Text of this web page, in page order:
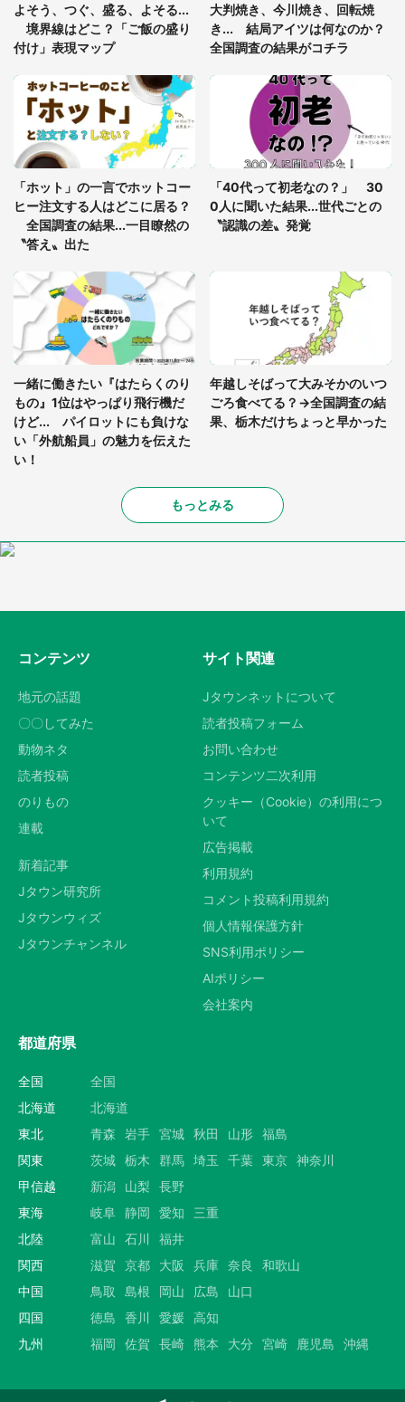
グっちゃってた〝野生の野菜〟に6.5万人戦慄
「○○がない街に住んでいます」住人の呟きに30万
人驚がく 何が存在しないか、あなたはわかる？
「修学旅行に途中参加する娘を送って行ったら、真
っ暗な道で遭難状態。なんとか見つけた民家に助け
を求めると、住人の男性が...」
よそう、つぐ、盛る、よそる...
境界線はどこ？「ご飯の盛り
付け」表現マップ
大判焼き、今川焼き、回転焼
き... 結局アイツは何なのか？
全国調査の結果がコチラ
「ホット」の一言でホットコー
ヒー注文する人はどこに居る？
全国調査の結果...一目瞭然の
〝答え〟出た
「40代って初老なの？」 30
0人に聞いた結果...世代ごとの
〝認識の差〟発覚
一緒に働きたい『はたらくのり
もの』1位はやっぱり飛行機だ
けど... パイロットにも負けな
い「外航船員」の魅力を伝えた
い！
年越しそばって大みそかのいつ
ごろ食べてる？→全国調査の結
果、栃木だけちょっと早かった
もっとみる
コンテンツ
地元の話題
〇〇してみた
動物ネタ
読者投稿
のりもの
連載
新着記事
Jタウン研究所
Jタウンウィズ
Jタウンチャンネル
サイト関連
Jタウンネットについて
読者投稿フォーム
お問い合わせ
コンテンツ二次利用
クッキー（Cookie）の利用につ
いて
広告掲載
利用規約
コメント投稿利用規約
個人情報保護方針
SNS利用ポリシー
AIポリシー
会社案内
都道府県
全国
全国
北海道
北海道
東北
青森 岩手 宮城 秋田 山形 福島
関東
茨城 栃木 群馬 埼玉 千葉 東京 神奈川
甲信越
新潟 山梨
長野
東海
岐阜 静岡 愛知
三重
北陸
富山 石川
福井
関西
滋賀 京都 大阪 兵庫 奈良
和歌山
中国
鳥取 島根 岡山 広島
山口
四国
徳島 香川 愛媛 高知
九州
福岡 佐賀 長崎 熊本 大分 宮崎 鹿児島 沖縄